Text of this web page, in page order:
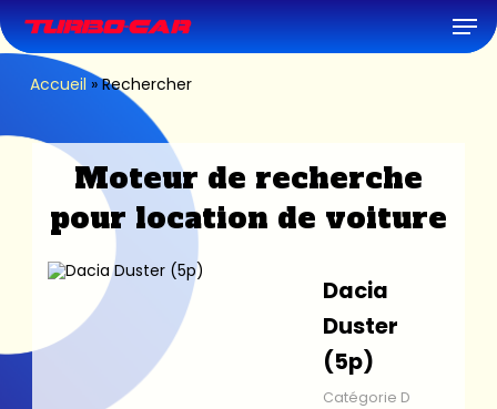
to
main
content
Accueil »Rechercher
Moteur de recherche
pour location de voiture
Dacia
Duster
(5p)
Catégorie D